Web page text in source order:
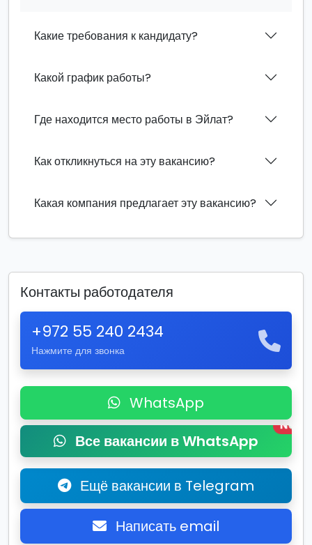
Какие требования к кандидату?
Какой график работы?
Где находится место работы в Эйлат?
Как откликнуться на эту вакансию?
Какая компания предлагает эту вакансию?
Контакты работодателя
+972 55 240 2434
Нажмите для звонка
WhatsApp
Все вакансии в WhatsApp
New
Ещё вакансии в Telegram
Написать email